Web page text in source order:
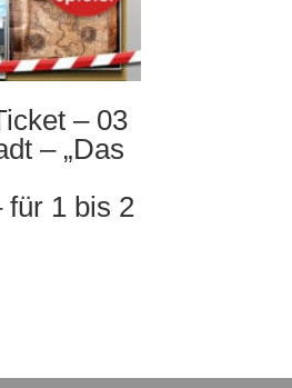
– 03
– „Das
für 1 bis 2